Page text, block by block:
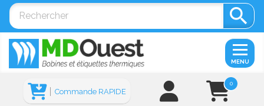

0
Commande RAPIDE
MENU